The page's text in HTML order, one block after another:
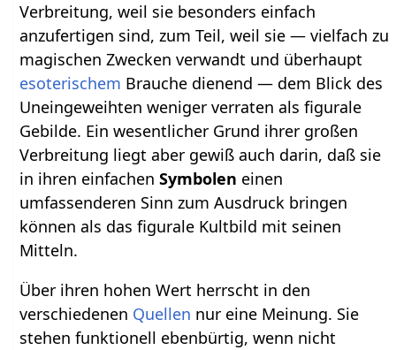
Verbreitung, weil sie besonders einfach
anzufertigen sind, zum Teil, weil sie — vielfach zu
magischen Zwecken verwandt und überhaupt
esoterischem Brauche dienend — dem Blick des
Uneingeweihten weniger verraten als figurale
Gebilde. Ein wesentlicher Grund ihrer großen
Verbreitung liegt aber gewiß auch darin, daß sie
in ihren einfachenSymbolen einen
umfassenderen Sinn zum Ausdruck bringen
können als das figurale Kultbild mit seinen
Mitteln.
Über ihren hohen Wert herrscht in den
verschiedenen Quellen nur eine Meinung. Sie
stehen funktionell ebenbürtig, wenn nicht